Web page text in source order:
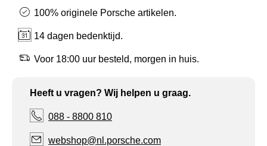
100% originele Porsche artikelen.
14 dagen bedenktijd.
Voor 18:00 uur besteld, morgen in huis.
Heeft u vragen? Wij helpen u graag.
088 - 8800 810
webshop@nl.porsche.com